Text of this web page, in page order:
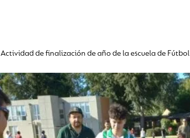
Actividad de finalización de año de la escuela de Fútbol